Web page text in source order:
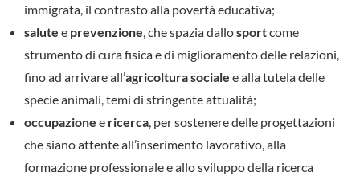
immigrata, il contrasto alla povertà educativa;
salute e prevenzione , che spazia dallosportcome
strumento di cura fisica e di miglioramento delle relazioni,
fino ad arrivare all’agricoltura sociale e alla tutela delle
specie animali, temi di stringente attualità;
occupazione e ricerca , per sostenere delle progettazioni
che siano attente all’inserimento lavorativo, alla
formazione professionale e allo sviluppo della ricerca